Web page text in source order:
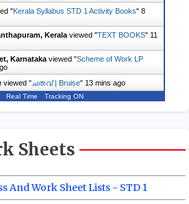
"Kerala Syllabus STD 1 Activity Books" 8
Kerala viewed "TEXT BOOKS" 11
Karnataka viewed "Scheme of Work LP
viewed "ചതവ് | Bruise" 13 mins ago
Real Time Tracking ON
Sheets
And Work Sheet Lists - STD 1